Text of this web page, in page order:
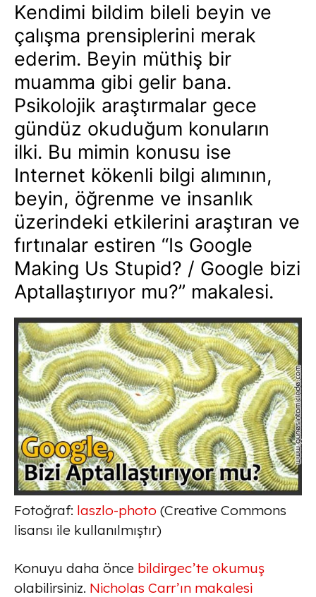
Kendimi bildim bileli beyin ve
çalışma prensiplerini merak
ederim. Beyin müthiş bir
muamma gibi gelir bana.
Psikolojik araştırmalar gece
gündüz okuduğum konuların
ilki. Bu mimin konusu ise
Internet kökenli bilgi alımının,
beyin, öğrenme ve insanlık
üzerindeki etkilerini araştıran ve
fırtınalar estiren “Is Google
Making Us Stupid? / Google bizi
Aptallaştırıyor mu?” makalesi.
Fotoğraf: laszlo-photo (Creative Commons
lisansı ile kullanılmıştır)
Konuyu daha önce bildirgec’te okumuş
olabilirsiniz. Nicholas Carr’ın makalesi